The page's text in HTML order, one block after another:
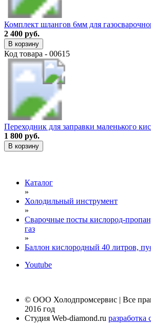
Комплект шлангов 6мм для
2 400 руб.
В корзину
Код товара - 00615
Переходник для заправки маленького
1 800 руб.
В корзину
Каталог
»
Холодильный инструмент
»
Сварочные посты кислород-
газ
»
Баллон кислородный 40 литров,
Youtube
© ООО Холодпромсервис | Все
2016 год
Студия Web-diamond.ru разработка